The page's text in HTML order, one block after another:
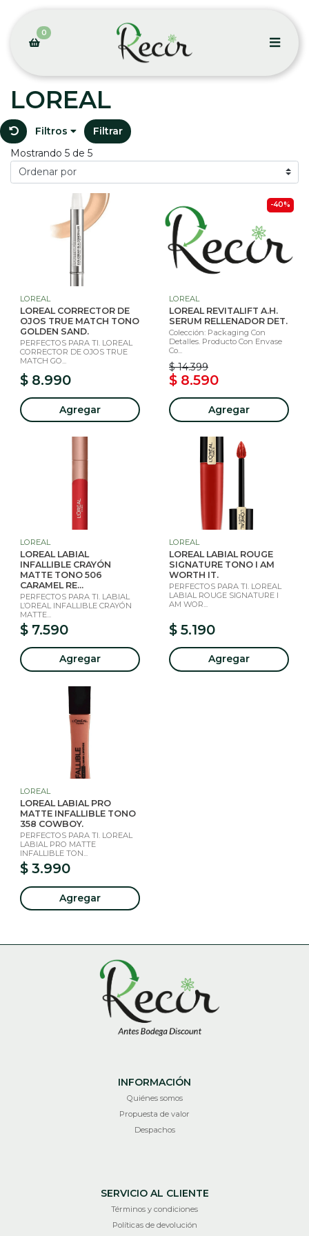
0
LOREAL
Filtros
Filtrar
Mostrando 5 de 5
LOREAL
LOREAL CORRECTOR DE
OJOS TRUE MATCH TONO
GOLDEN SAND.
PERFECTOS PARA TI. LOREAL
CORRECTOR DE OJOS TRUE
MATCH GO...
$ 8.990
Agregar
-40%
LOREAL
LOREAL REVITALIFT A.H.
SERUM RELLENADOR DET.
Colección: Packaging Con
Detalles. Producto Con Envase
Co...
$ 14.399
$ 8.590
Agregar
LOREAL
LOREAL LABIAL
INFALLIBLE CRAYÓN
MATTE TONO 506
CARAMEL RE...
PERFECTOS PARA TI. LABIAL
L’OREAL INFALLIBLE CRAYÓN
MATTE...
$ 7.590
Agregar
LOREAL
LOREAL LABIAL ROUGE
SIGNATURE TONO I AM
WORTH IT.
PERFECTOS PARA TI. LOREAL
LABIAL ROUGE SIGNATURE I
AM WOR...
$ 5.190
Agregar
LOREAL
LOREAL LABIAL PRO
MATTE INFALLIBLE TONO
358 COWBOY.
PERFECTOS PARA TI. LOREAL
LABIAL PRO MATTE
INFALLIBLE TON...
$ 3.990
Agregar
INFORMACIÓN
Quiénes somos
Propuesta de valor
Despachos
SERVICIO AL CLIENTE
Términos y condiciones
Políticas de devolución